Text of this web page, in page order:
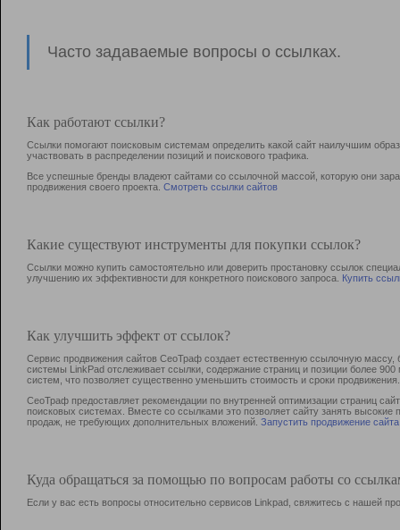
Часто задаваемые вопросы о ссылках.
Как работают ссылки?
Ссылки помогают поисковым системам определить какой сайт наилучшим
участвовать в раcпределении позиций и поискового трафика.
Все успешные бренды владеют сайтами со ссылочной массой, которую они
продвижения своего проекта. Смотреть ссылки сайтов
Какие существуют инструменты для покупки ссылок?
Ссылки можно купить самостоятельно или доверить простановку ссылок
улучшению их эффективности для конкретного поискового запроса. Купить
Как улучшить эффект от ссылок?
Сервис продвижения сайтов СеоТраф создает естественную ссылочную
системы LinkPad отслеживает ссылки, содержание страниц и позиции более
систем, что позволяет существенно уменьшить стоимость и сроки продвижения.
СеоТраф предоставляет рекомендации по внутренней оптимизации страниц
поисковых системах. Вместе со ссылками это позволяет сайту занять
продаж, не требующих дополнительных вложений. Запустить продвижение сайта
Куда обращаться за помощью по вопросам работы со
Если у вас есть вопросы относительно сервисов Linkpad, свяжитесь с нашей